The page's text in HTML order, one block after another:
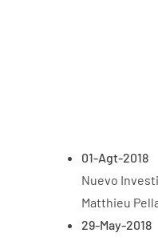
01-Agt-2018
Nuevo
Matthieu
29-May-2018